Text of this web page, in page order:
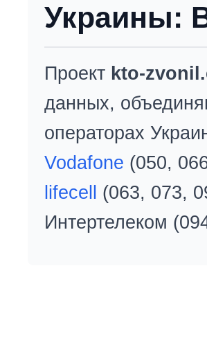
Украины:
Проект kto-
данных,
операторах
Vodafone (050,
lifecell
(063, 073,
Интертелеком